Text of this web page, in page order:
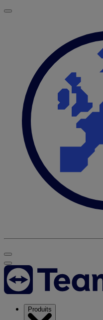
Produits